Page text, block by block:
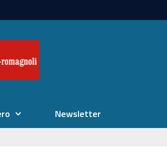
Newsletter